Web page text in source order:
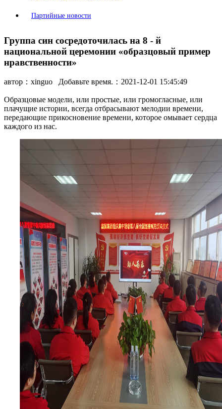
Партийные новости
Группа син сосредоточилась на 8 - й
национальной церемонии «образцовый пример
нравственности»
автор： xinguo Добавьте время.：2021-12-01 15:45:49
Образцовые модели, или простые, или громогласные, или
плачущие истории, всегда отбрасывают мелодии времени,
передающие прикосновение времени, которое омывает сердца
каждого из нас.